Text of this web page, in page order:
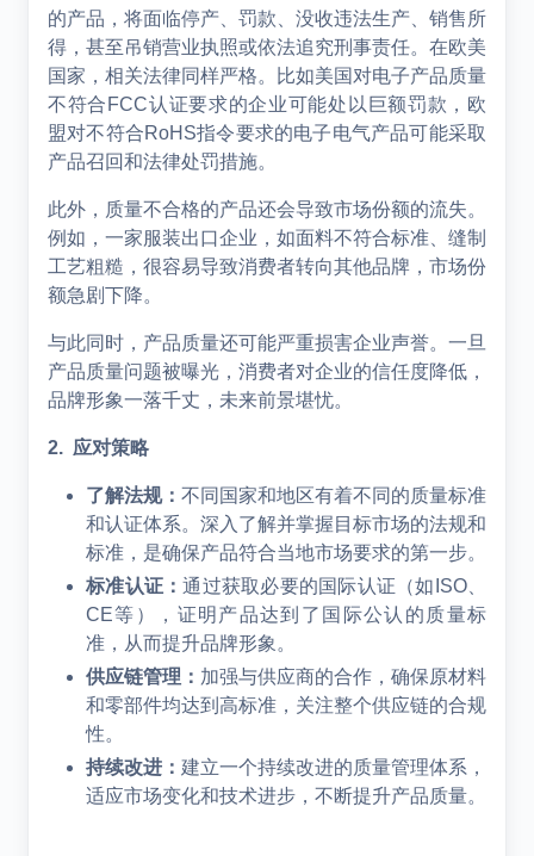
的产品，将面临停产、罚款、没收违法生产、销售所
得，甚至吊销营业执照或依法追究刑事责任。在欧美
国家，相关法律同样严格。比如美国对电子产品质量
不符合FCC认证要求的企业可能处以巨额罚款，欧
盟对不符合RoHS指令要求的电子电气产品可能采取
产品召回和法律处罚措施。
此外，质量不合格的产品还会导致市场份额的流失。
例如，一家服装出口企业，如面料不符合标准、缝制
工艺粗糙，很容易导致消费者转向其他品牌，市场份
额急剧下降。
与此同时，产品质量还可能严重损害企业声誉。一旦
产品质量问题被曝光，消费者对企业的信任度降低，
品牌形象一落千丈，未来前景堪忧。
2. 应对策略
了解法规： 不同国家和地区有着不同的质量标准
和认证体系。深入了解并掌握目标市场的法规和
标准，是确保产品符合当地市场要求的第一步。
标准认证：通过获取必要的国际认证（如ISO、
CE等），证明产品达到了国际公认的质量标
准，从而提升品牌形象。
供应链管理： 加强与供应商的合作，确保原材料
和零部件均达到高标准，关注整个供应链的合规
性。
持续改进： 建立一个持续改进的质量管理体系，
适应市场变化和技术进步，不断提升产品质量。